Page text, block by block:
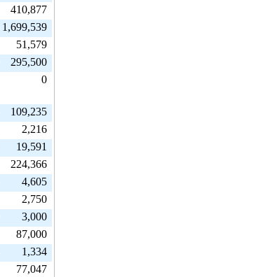
410,877
1,699,539
51,579
295,500
0
109,235
2,216
19,591
224,366
4,605
2,750
3,000
87,000
1,334
77,047